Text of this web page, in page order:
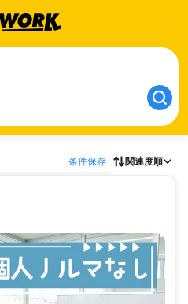
条件保存 関連度順